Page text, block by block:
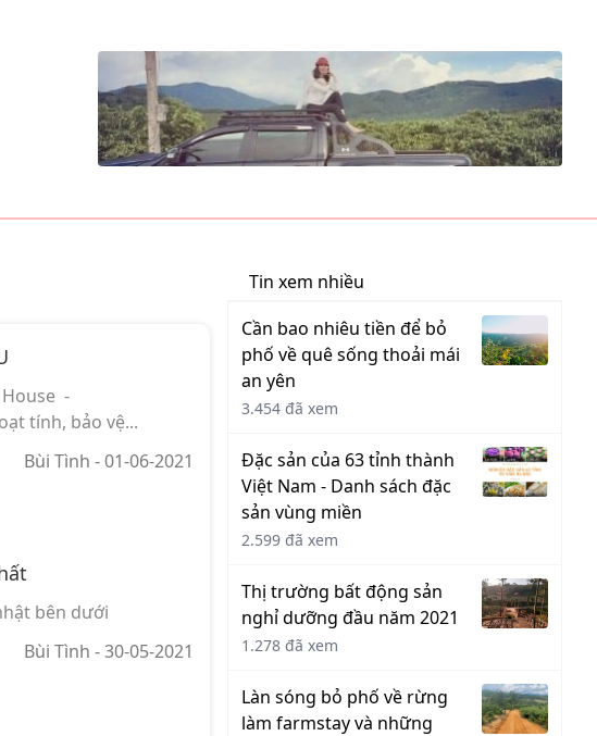
-
tính, bảo vệ...
Bùi Tình - 01-06-2021
bên dưới
Bùi Tình - 30-05-2021
Tin xem nhiều
Cần bao nhiêu tiền để bỏ
phố về quê sống thoải mái
an yên
3.454 đã xem
Đặc sản của 63 tỉnh thành
Việt Nam - Danh sách đặc
sản vùng miền
2.599 đã xem
Thị trường bất động sản
nghỉ dưỡng đầu năm 2021
1.278 đã xem
Làn sóng bỏ phố về rừng
làm farmstay và những